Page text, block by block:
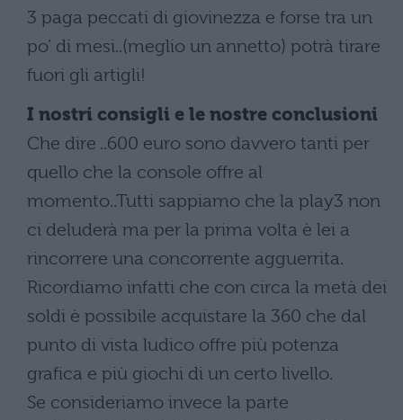
3 paga peccati di giovinezza e forse tra un
po’ di mesi..(meglio un annetto) potrà tirare
fuori gli artigli!
I nostri consigli e le nostre conclusioni
Che dire ..600 euro sono davvero tanti per
quello che la console offre al
momento..Tutti sappiamo che la play3 non
ci deluderà ma per la prima volta è lei a
rincorrere una concorrente agguerrita.
Ricordiamo infatti che con circa la metà dei
soldi è possibile acquistare la 360 che dal
punto di vista ludico offre più potenza
grafica e più giochi di un certo livello.
Se consideriamo invece la parte